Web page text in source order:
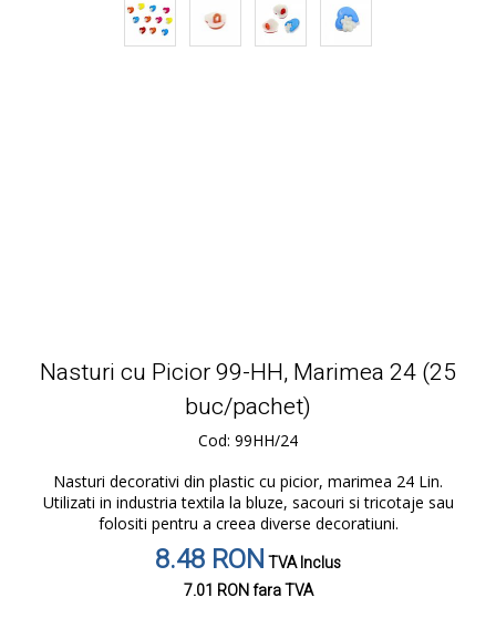
Nasturi cu Picior 99-HH, Marimea 24 (25
buc/pachet)
Cod: 99HH/24
Nasturi decorativi din plastic cu picior, marimea 24 Lin.
Utilizati in industria textila la bluze, sacouri si tricotaje sau
folositi pentru a creea diverse decoratiuni.
8.48 RONTVA Inclus
7.01 RONfara TVA